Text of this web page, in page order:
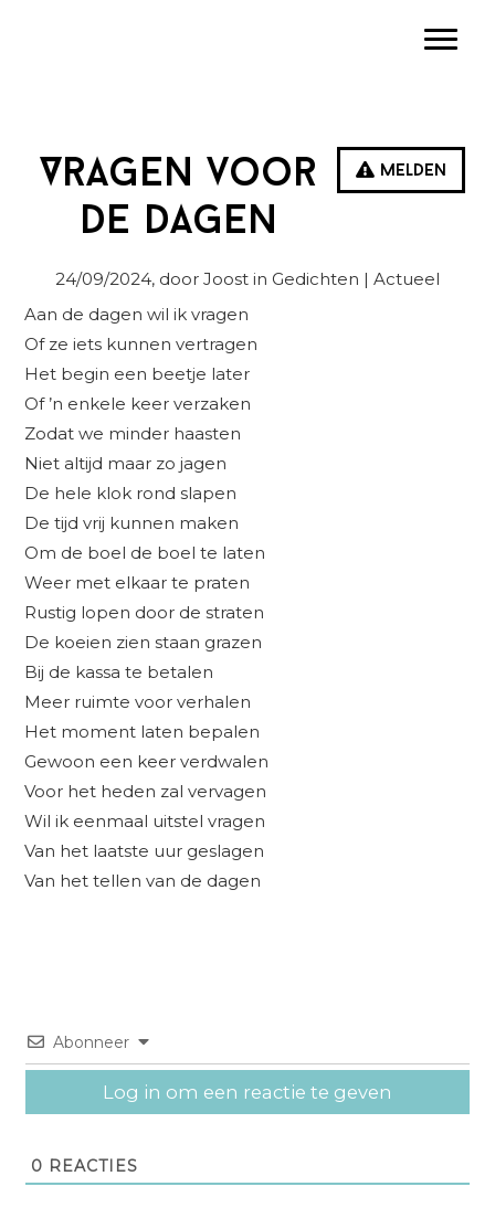
Melden
Vragen voor
de dagen
24/09/2024, door Joost in Gedichten | Actueel
Aan de dagen wil ik vragen
Of ze iets kunnen vertragen
Het begin een beetje later
Of ’n enkele keer verzaken
Zodat we minder haasten
Niet altijd maar zo jagen
De hele klok rond slapen
De tijd vrij kunnen maken
Om de boel de boel te laten
Weer met elkaar te praten
Rustig lopen door de straten
De koeien zien staan grazen
Bij de kassa te betalen
Meer ruimte voor verhalen
Het moment laten bepalen
Gewoon een keer verdwalen
Voor het heden zal vervagen
Wil ik eenmaal uitstel vragen
Van het laatste uur geslagen
Van het tellen van de dagen
Abonneer
Log in om een reactie te geven
0 REACTIES